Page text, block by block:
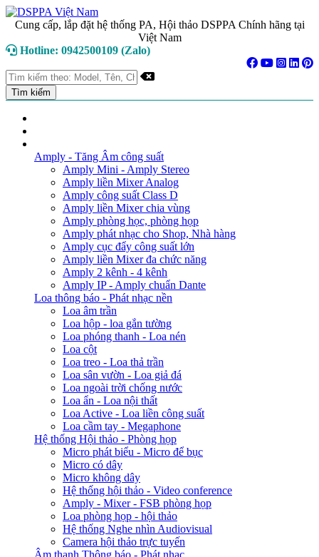
Cung cấp, lắp đặt hệ thống PA, Hội thảo DSPPA Chính hãng tại
Việt Nam
Hotline: 0942500109 (Zalo)
Amply - Tăng Âm công suất
Amply Mini - Amply Stereo
Amply liền Mixer Analog
Amply công suất Class D
Amply liền Mixer chia vùng
Amply phòng học, phòng họp
Amply phát nhạc cho Shop, Nhà hàng
Amply cục đẩy công suất lớn
Amply liền Mixer đa chức năng
Amply 2 kênh - 4 kênh
Amply IP - Amply chuẩn Dante
Loa thông báo - Phát nhạc nền
Loa âm trần
Loa hộp - loa gắn tường
Loa phóng thanh - Loa nén
Loa cột
Loa treo - Loa thả trần
Loa sân vườn - Loa giả đá
Loa ngoài trời chống nước
Loa ẩn - Loa nội thất
Loa Active - Loa liền công suất
Loa cầm tay - Megaphone
Hệ thống Hội thảo - Phòng họp
Micro phát biểu - Micro để bục
Micro có dây
Micro không dây
Hệ thống hội thảo - Video conference
Amply - Mixer - FSB phòng họp
Loa phòng họp - hội thảo
Hệ thống Nghe nhìn Audiovisual
Camera hội thảo trực tuyến
Âm thanh Thông báo - Phát nhạc